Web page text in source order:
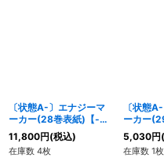
〔状態A-〕エナジーマ
ーカー(28巻表紙)【-】
{E-58}
11,800円(税込)
在庫数 4枚
〔状態
ーカー
{E-59}
5,030円
在庫数 1枚